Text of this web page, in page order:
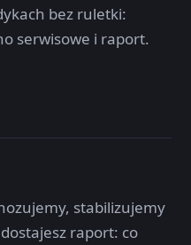
bez ruletki:
serwisowe i raport.
stabilizujemy
raport: co